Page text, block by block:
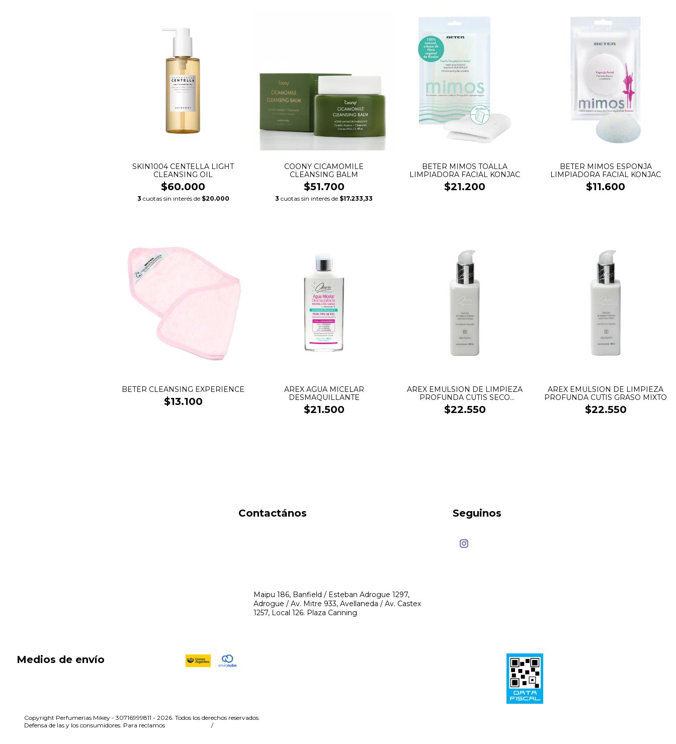
SKIN1004 CENTELLA LIGHT
CLEANSING OIL
$60.000
3 cuotas sin interés de $20.000
COONY CICAMOMILE
CLEANSING BALM
$51.700
3 cuotas sin interés de $17.233,33
BETER MIMOS TOALLA
LIMPIADORA FACIAL KONJAC
$21.200
BETER MIMOS ESPONJA
LIMPIADORA FACIAL KONJAC
$11.600
BETER CLEANSING EXPERIENCE
$13.100
AREX AGUA MICELAR
DESMAQUILLANTE
$21.500
AREX EMULSION DE LIMPIEZA
PROFUNDA CUTIS SECO
NORMAL
$22.550
AREX EMULSION DE LIMPIEZA
PROFUNDA CUTIS GRASO MIXTO
$22.550
Contactános
Maipu 186, Banfield / Esteban Adrogue 1297,
Adrogue / Av. Mitre 933, Avellaneda / Av. Castex
1257, Local 126. Plaza Canning
Seguinos
Medios de envío
Copyright Perfumerias Mikey - 30716999811 - 2026. Todos los derechos reservados.
Defensa de las y los consumidores. Para reclamos
/